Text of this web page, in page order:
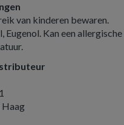
van kinderen bewaren.
Eugenol. Kan een
Haag